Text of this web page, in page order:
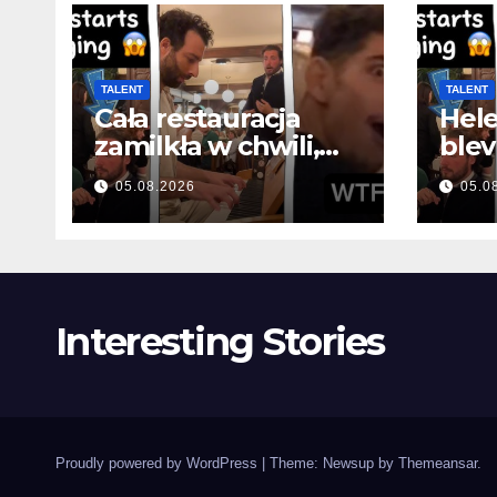
TALENT
Cała restauracja
zamilkła w chwili,
gdy otworzyła usta
05.08.2026
TALENT
Interesting Stories
Proudly powered by WordPress Theme: Newsup by Themeansar.